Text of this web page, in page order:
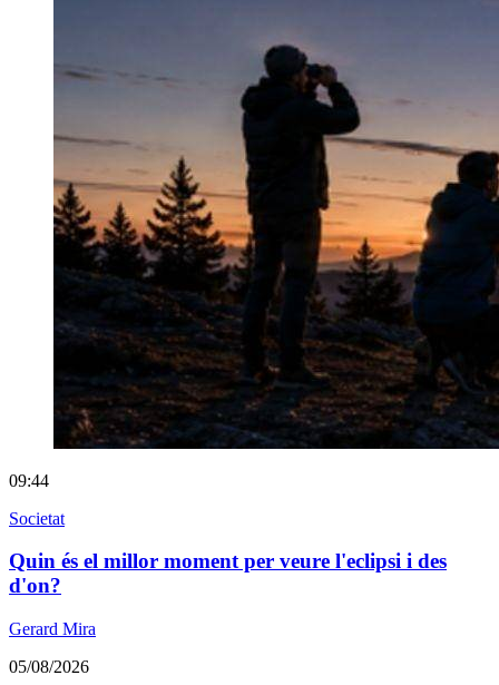
09:44
Societat
Quin és el millor moment per veure l'eclipsi i des
d'on?
Gerard Mira
05/08/2026